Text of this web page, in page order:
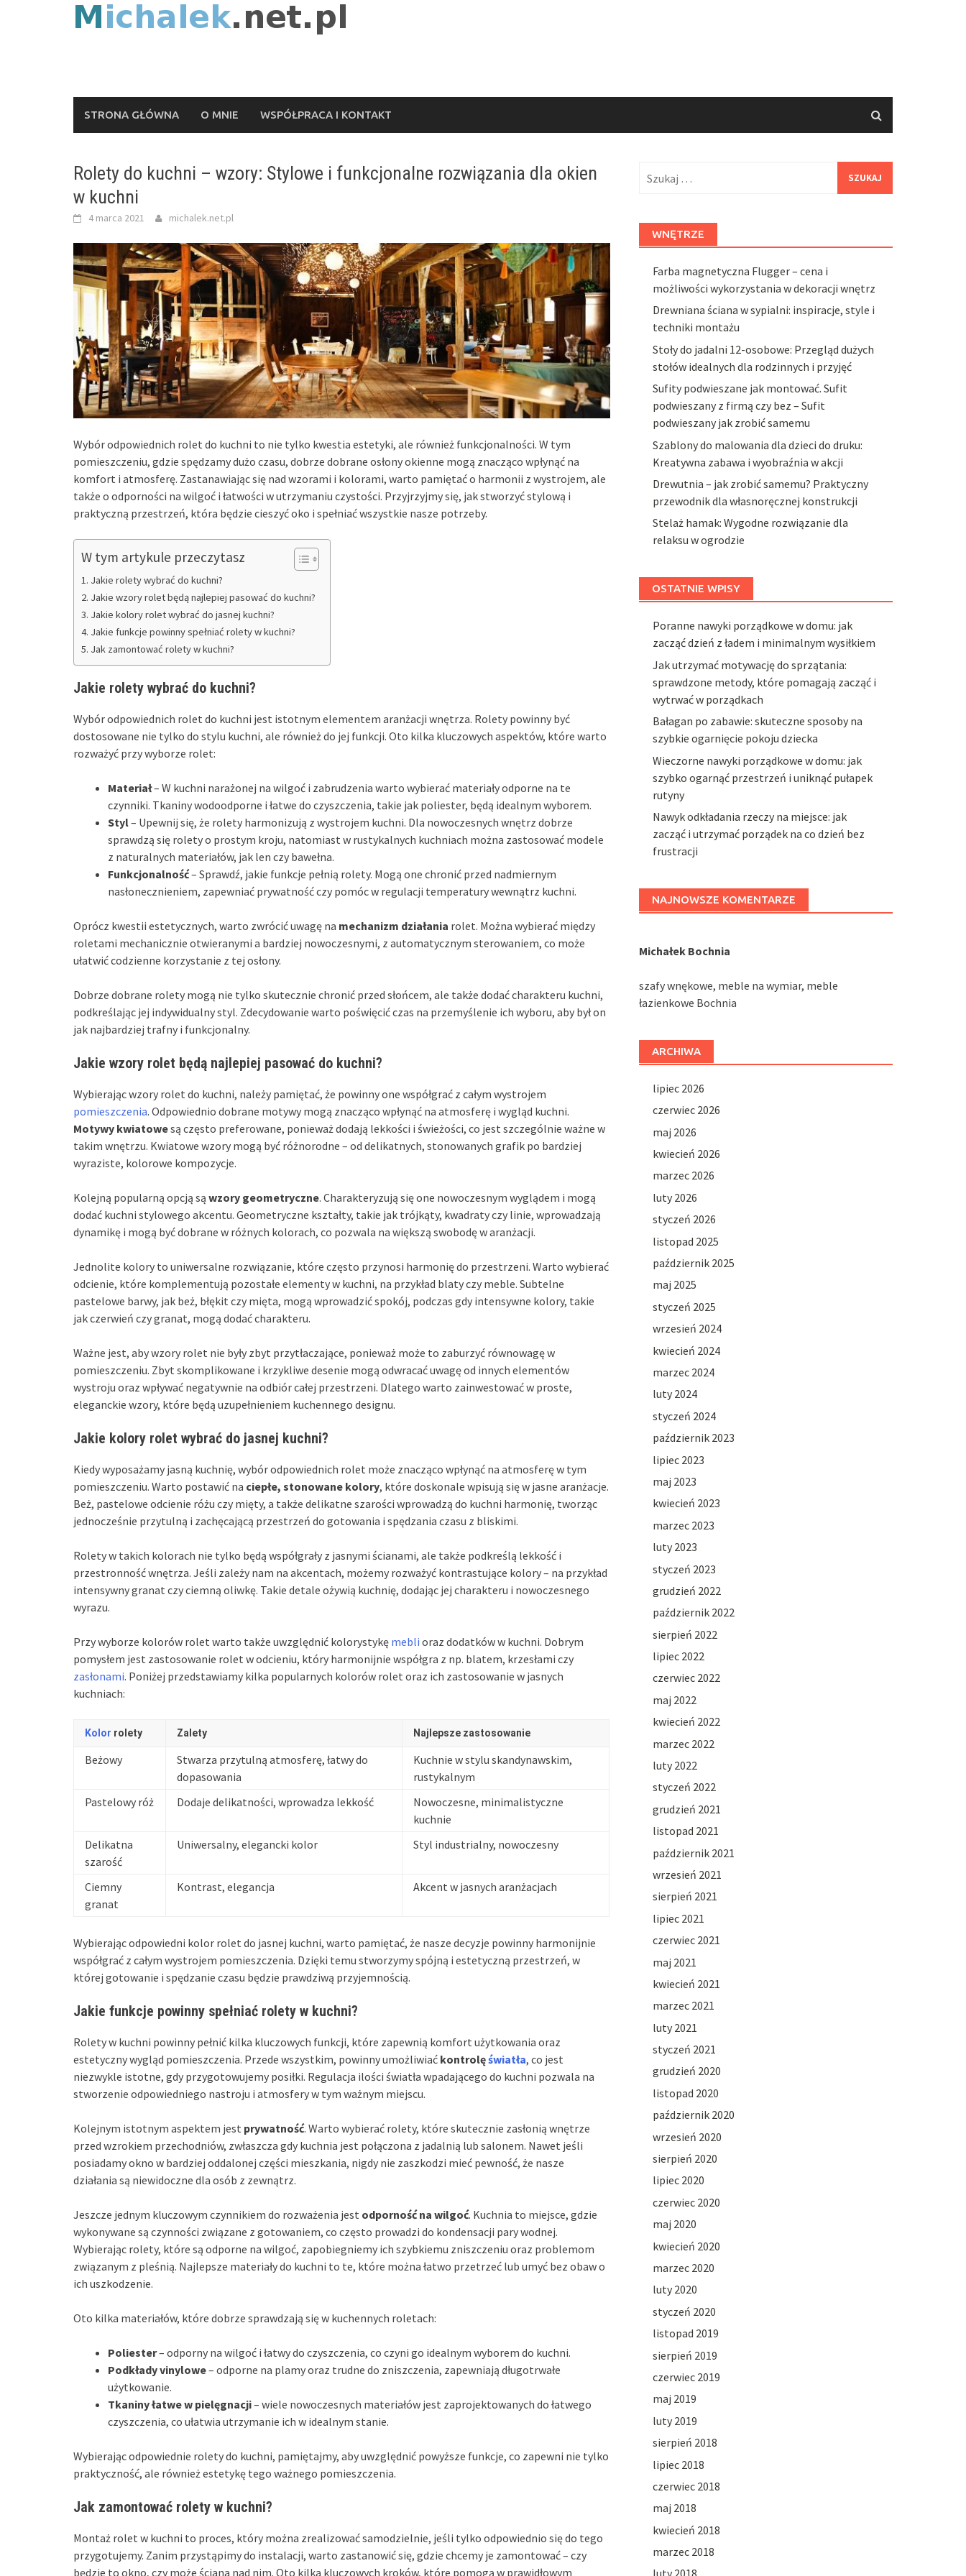
STRONA GŁÓWNA O MNIE WSPÓŁPRACA I KONTAKT
Rolety do kuchni – wzory: Stylowe i funkcjonalne rozwiązania dla okien
w kuchni
4 marca 2021 michalek.net.pl
Wybór odpowiednich rolet do kuchni to nie tylko kwestia estetyki, ale również funkcjonalności. W tym
pomieszczeniu, gdzie spędzamy dużo czasu, dobrze dobrane osłony okienne mogą znacząco wpłynąć na
komfort i atmosferę. Zastanawiając się nad wzorami i kolorami, warto pamiętać o harmonii z wystrojem, ale
także o odporności na wilgoć i łatwości w utrzymaniu czystości. Przyjrzyjmy się, jak stworzyć stylową i
praktyczną przestrzeń, która będzie cieszyć oko i spełniać wszystkie nasze potrzeby.
W tym artykule przeczytasz
Jakie rolety wybrać do kuchni?
Jakie wzory rolet będą najlepiej pasować do kuchni?
Jakie kolory rolet wybrać do jasnej kuchni?
Jakie funkcje powinny spełniać rolety w kuchni?
Jak zamontować rolety w kuchni?
Jakie rolety wybrać do kuchni?
Wybór odpowiednich rolet do kuchni jest istotnym elementem aranżacji wnętrza. Rolety powinny być
dostosowane nie tylko do stylu kuchni, ale również do jej funkcji. Oto kilka kluczowych aspektów, które warto
rozważyć przy wyborze rolet:
Materiał– W kuchni narażonej na wilgoć i zabrudzenia warto wybierać materiały odporne na te
czynniki. Tkaniny wodoodporne i łatwe do czyszczenia, takie jak poliester, będą idealnym wyborem.
Styl– Upewnij się, że rolety harmonizują z wystrojem kuchni. Dla nowoczesnych wnętrz dobrze
sprawdzą się rolety o prostym kroju, natomiast w rustykalnych kuchniach można zastosować modele
z naturalnych materiałów, jak len czy bawełna.
Funkcjonalność– Sprawdź, jakie funkcje pełnią rolety. Mogą one chronić przed nadmiernym
nasłonecznieniem, zapewniać prywatność czy pomóc w regulacji temperatury wewnątrz kuchni.
Oprócz kwestii estetycznych, warto zwrócić uwagę na mechanizm działania rolet. Można wybierać między
roletami mechanicznie otwieranymi a bardziej nowoczesnymi, z automatycznym sterowaniem, co może
ułatwić codzienne korzystanie z tej osłony.
Dobrze dobrane rolety mogą nie tylko skutecznie chronić przed słońcem, ale także dodać charakteru kuchni,
podkreślając jej indywidualny styl. Zdecydowanie warto poświęcić czas na przemyślenie ich wyboru, aby był on
jak najbardziej trafny i funkcjonalny.
Jakie wzory rolet będą najlepiej pasować do kuchni?
Wybierając wzory rolet do kuchni, należy pamiętać, że powinny one współgrać z całym wystrojem
pomieszczenia. Odpowiednio dobrane motywy mogą znacząco wpłynąć na atmosferę i wygląd kuchni.
Motywy kwiatowesą często preferowane, ponieważ dodają lekkości i świeżości, co jest szczególnie ważne w
takim wnętrzu. Kwiatowe wzory mogą być różnorodne – od delikatnych, stonowanych grafik po bardziej
wyraziste, kolorowe kompozycje.
Kolejną popularną opcją są wzory geometryczne. Charakteryzują się one nowoczesnym wyglądem i mogą
dodać kuchni stylowego akcentu. Geometryczne kształty, takie jak trójkąty, kwadraty czy linie, wprowadzają
dynamikę i mogą być dobrane w różnych kolorach, co pozwala na większą swobodę w aranżacji.
Jednolite kolory to uniwersalne rozwiązanie, które często przynosi harmonię do przestrzeni. Warto wybierać
odcienie, które komplementują pozostałe elementy w kuchni, na przykład blaty czy meble. Subtelne
pastelowe barwy, jak beż, błękit czy mięta, mogą wprowadzić spokój, podczas gdy intensywne kolory, takie
jak czerwień czy granat, mogą dodać charakteru.
Ważne jest, aby wzory rolet nie były zbyt przytłaczające, ponieważ może to zaburzyć równowagę w
pomieszczeniu. Zbyt skomplikowane i krzykliwe desenie mogą odwracać uwagę od innych elementów
wystroju oraz wpływać negatywnie na odbiór całej przestrzeni. Dlatego warto zainwestować w proste,
eleganckie wzory, które będą uzupełnieniem kuchennego designu.
Jakie kolory rolet wybrać do jasnej kuchni?
Kiedy wyposażamy jasną kuchnię, wybór odpowiednich rolet może znacząco wpłynąć na atmosferę w tym
pomieszczeniu. Warto postawić na ciepłe, stonowane kolory, które doskonale wpisują się w jasne aranżacje.
Beż, pastelowe odcienie różu czy mięty, a także delikatne szarości wprowadzą do kuchni harmonię, tworząc
jednocześnie przytulną i zachęcającą przestrzeń do gotowania i spędzania czasu z bliskimi.
Rolety w takich kolorach nie tylko będą współgrały z jasnymi ścianami, ale także podkreślą lekkość i
przestronność wnętrza. Jeśli zależy nam na akcentach, możemy rozważyć kontrastujące kolory – na przykład
intensywny granat czy ciemną oliwkę. Takie detale ożywią kuchnię, dodając jej charakteru i nowoczesnego
wyrazu.
Przy wyborze kolorów rolet warto także uwzględnić kolorystykę mebli oraz dodatków w kuchni. Dobrym
pomysłem jest zastosowanie rolet w odcieniu, który harmonijnie współgra z np. blatem, krzesłami czy
zasłonami. Poniżej przedstawiamy kilka popularnych kolorów rolet oraz ich zastosowanie w jasnych
kuchniach:
Kolor rolety Zalety Najlepsze zastosowanie
Beżowy
Stwarza przytulną atmosferę, łatwy do
dopasowania
Kuchnie w stylu skandynawskim,
rustykalnym
Pastelowy róż
Dodaje delikatności, wprowadza lekkość
Nowoczesne, minimalistyczne
kuchnie
Delikatna
szarość
Uniwersalny, elegancki kolor Styl industrialny, nowoczesny
Ciemny
granat
Kontrast, elegancja Akcent w jasnych aranżacjach
Wybierając odpowiedni kolor rolet do jasnej kuchni, warto pamiętać, że nasze decyzje powinny harmonijnie
współgrać z całym wystrojem pomieszczenia. Dzięki temu stworzymy spójną i estetyczną przestrzeń, w
której gotowanie i spędzanie czasu będzie prawdziwą przyjemnością.
Jakie funkcje powinny spełniać rolety w kuchni?
Rolety w kuchni powinny pełnić kilka kluczowych funkcji, które zapewnią komfort użytkowania oraz
estetyczny wygląd pomieszczenia. Przede wszystkim, powinny umożliwiać kontrolęświatła, co jest
niezwykle istotne, gdy przygotowujemy posiłki. Regulacja ilości światła wpadającego do kuchni pozwala na
stworzenie odpowiedniego nastroju i atmosfery w tym ważnym miejscu.
Kolejnym istotnym aspektem jest prywatność. Warto wybierać rolety, które skutecznie zasłonią wnętrze
przed wzrokiem przechodniów, zwłaszcza gdy kuchnia jest połączona z jadalnią lub salonem. Nawet jeśli
posiadamy okno w bardziej oddalonej części mieszkania, nigdy nie zaszkodzi mieć pewność, że nasze
działania są niewidoczne dla osób z zewnątrz.
Jeszcze jednym kluczowym czynnikiem do rozważenia jest odporność na wilgoć. Kuchnia to miejsce, gdzie
wykonywane są czynności związane z gotowaniem, co często prowadzi do kondensacji pary wodnej.
Wybierając rolety, które są odporne na wilgoć, zapobiegniemy ich szybkiemu zniszczeniu oraz problemom
związanym z pleśnią. Najlepsze materiały do kuchni to te, które można łatwo przetrzeć lub umyć bez obaw o
ich uszkodzenie.
Oto kilka materiałów, które dobrze sprawdzają się w kuchennych roletach:
Poliester– odporny na wilgoć i łatwy do czyszczenia, co czyni go idealnym wyborem do kuchni.
Podkłady vinylowe– odporne na plamy oraz trudne do zniszczenia, zapewniają długotrwałe
użytkowanie.
Tkaniny łatwe w pielęgnacji– wiele nowoczesnych materiałów jest zaprojektowanych do łatwego
czyszczenia, co ułatwia utrzymanie ich w idealnym stanie.
Wybierając odpowiednie rolety do kuchni, pamiętajmy, aby uwzględnić powyższe funkcje, co zapewni nie tylko
praktyczność, ale również estetykę tego ważnego pomieszczenia.
Jak zamontować rolety w kuchni?
Montaż rolet w kuchni to proces, który można zrealizować samodzielnie, jeśli tylko odpowiednio się do tego
przygotujemy. Zanim przystąpimy do instalacji, warto zastanowić się, gdzie chcemy je zamontować – czy
będzie to okno, czy może ściana nad nim. Oto kilka kluczowych kroków, które pomogą w prawidłowym
WNĘTRZE
Farba magnetyczna Flugger – cena i
możliwości wykorzystania w dekoracji wnętrz
Drewniana ściana w sypialni: inspiracje, style i
techniki montażu
Stoły do jadalni 12-osobowe: Przegląd dużych
stołów idealnych dla rodzinnych i przyjęć
Sufity podwieszane jak montować. Sufit
podwieszany z firmą czy bez – Sufit
podwieszany jak zrobić samemu
Szablony do malowania dla dzieci do druku:
Kreatywna zabawa i wyobraźnia w akcji
Drewutnia – jak zrobić samemu? Praktyczny
przewodnik dla własnoręcznej konstrukcji
Stelaż hamak: Wygodne rozwiązanie dla
relaksu w ogrodzie
OSTATNIE WPISY
Poranne nawyki porządkowe w domu: jak
zacząć dzień z ładem i minimalnym wysiłkiem
Jak utrzymać motywację do sprzątania:
sprawdzone metody, które pomagają zacząć i
wytrwać w porządkach
Bałagan po zabawie: skuteczne sposoby na
szybkie ogarnięcie pokoju dziecka
Wieczorne nawyki porządkowe w domu: jak
szybko ogarnąć przestrzeń i uniknąć pułapek
rutyny
Nawyk odkładania rzeczy na miejsce: jak
zacząć i utrzymać porządek na co dzień bez
frustracji
NAJNOWSZE KOMENTARZE
Michałek Bochnia
szafy wnękowe, meble na wymiar, meble
łazienkowe Bochnia
ARCHIWA
lipiec 2026
czerwiec 2026
maj 2026
kwiecień 2026
marzec 2026
luty 2026
styczeń 2026
listopad 2025
październik 2025
maj 2025
styczeń 2025
wrzesień 2024
kwiecień 2024
marzec 2024
luty 2024
styczeń 2024
październik 2023
lipiec 2023
maj 2023
kwiecień 2023
marzec 2023
luty 2023
styczeń 2023
grudzień 2022
październik 2022
sierpień 2022
lipiec 2022
czerwiec 2022
maj 2022
kwiecień 2022
marzec 2022
luty 2022
styczeń 2022
grudzień 2021
listopad 2021
październik 2021
wrzesień 2021
sierpień 2021
lipiec 2021
czerwiec 2021
maj 2021
kwiecień 2021
marzec 2021
luty 2021
styczeń 2021
grudzień 2020
listopad 2020
październik 2020
wrzesień 2020
sierpień 2020
lipiec 2020
czerwiec 2020
maj 2020
kwiecień 2020
marzec 2020
luty 2020
styczeń 2020
listopad 2019
sierpień 2019
czerwiec 2019
maj 2019
luty 2019
sierpień 2018
lipiec 2018
czerwiec 2018
maj 2018
kwiecień 2018
marzec 2018